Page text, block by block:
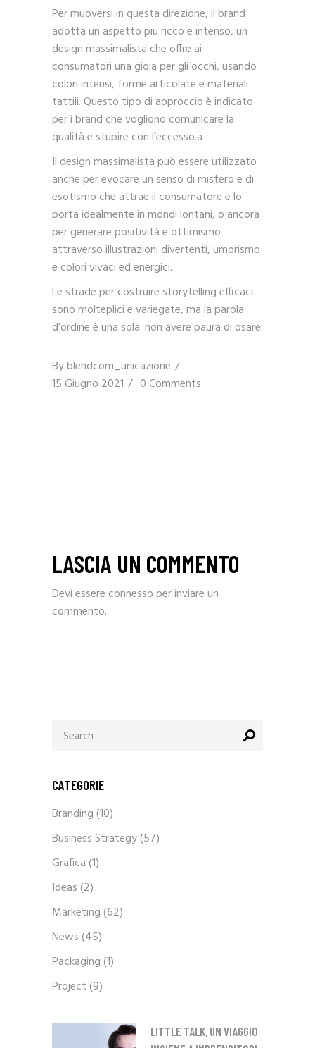
Per muoversi in questa direzione, il brand
adotta un aspetto più ricco e intenso, un
design massimalista che offre ai
consumatori una gioia per gli occhi, usando
colori intensi, forme articolate e materiali
tattili. Questo tipo di approccio è indicato
per i brand che vogliono comunicare la
qualità e stupire con l’eccesso.a
Il design massimalista può essere utilizzato
anche per evocare un senso di mistero e di
esotismo che attrae il consumatore e lo
porta idealmente in mondi lontani, o ancora
per generare positività e ottimismo
attraverso illustrazioni divertenti, umorismo
e colori vivaci ed energici.
Le strade per costruire storytelling efficaci
sono molteplici e variegate, ma la parola
d’ordine è una sola: non avere paura di osare.
Byblendcom_unicazione
15 Giugno 2021
0 Comments
LASCIA UN COMMENTO
Devi essere connessoper inviare un
commento.
for:
CATEGORIE
Branding(10)
Business Strategy(57)
Grafica(1)
Ideas(2)
Marketing(62)
News(45)
Packaging(1)
Project(9)
LITTLE TALK, UN VIAGGIO